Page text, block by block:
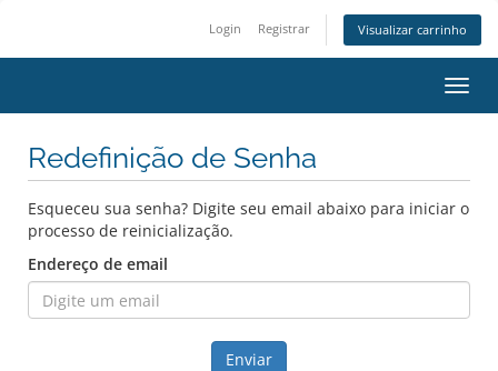
Login Registrar Visualizar carrinho
Redefinição de Senha
Esqueceu sua senha? Digite seu email abaixo para iniciar o
processo de reinicialização.
Endereço de email
Enviar